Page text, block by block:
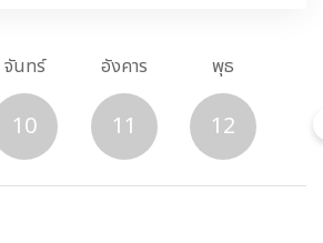
จันทร์
10
อังคาร
11
พุธ
12